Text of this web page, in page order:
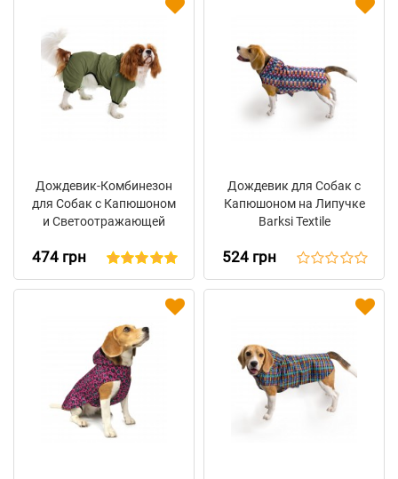
Дождевик-Комбинезон
для Собак с Капюшоном
и Светоотражающей
Оливковый
474 грн
Дождевик для Собак с
Капюшоном на Липучке
Barksi Textile
"Печворк"
524 грн